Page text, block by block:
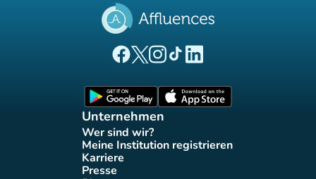
(new tab)
(new tab)
(new tab)(new tab)
(new tab)
Unternehmen
Wer sind wir?
(new tab)
Meine Institution registrieren
(new tab)
Karriere(new tab)
Presse